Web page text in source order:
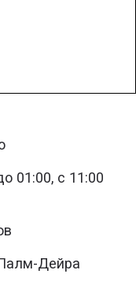
01:00, с 11:00
Дейра